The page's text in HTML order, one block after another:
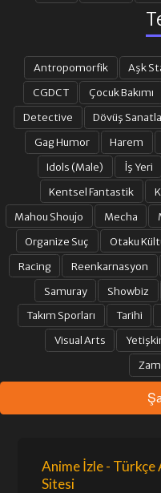
Antropomorfik Aşk
CGDCT
Çocuk Bakımı
Detective
Dövüş
Gag Humor
Harem
Idols (Male)
İş Yeri
Kentsel Fantastik
Mahou Shoujo
Mecha
Organize Suç
Otaku
Racing
Reenkarnasyon
Samuray
Showbiz
Takım Sporları
Tarihi
Visual Arts
Anime İzle - Türkçe
Sitesi